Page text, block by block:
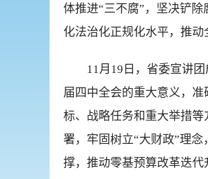
体推进“三不腐”，坚决铲
化法治化正规化水平，推动
11月19日，省委宣讲
届四中全会的重大意义，
标、战略任务和重大举措
署，牢固树立“大财政”理
撑，推动零基预算改革迭